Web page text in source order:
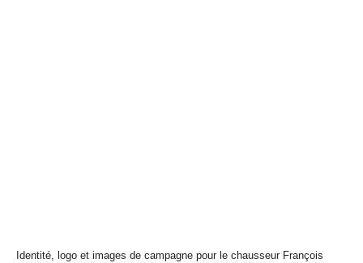
Identité, logo et images de campagne pour le chausseur François